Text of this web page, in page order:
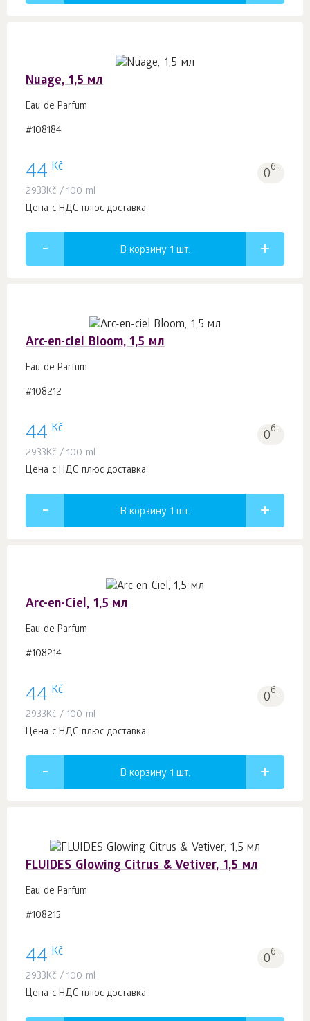
Nuage, 1,5 мл
Eau de Parfum
#108184
44 Kč 0б.
2933Kč / 100 ml
Цена с НДС плюс доставка
В корзину 1 шт.
Arc-en-ciel Bloom, 1,5 мл
Eau de Parfum
#108212
44 Kč 0б.
2933Kč / 100 ml
Цена с НДС плюс доставка
В корзину 1 шт.
Arc-en-Ciel, 1,5 мл
Eau de Parfum
#108214
44 Kč 0б.
2933Kč / 100 ml
Цена с НДС плюс доставка
В корзину 1 шт.
FLUIDES Glowing Citrus & Vetiver, 1,5 мл
Eau de Parfum
#108215
44 Kč 0б.
2933Kč / 100 ml
Цена с НДС плюс доставка